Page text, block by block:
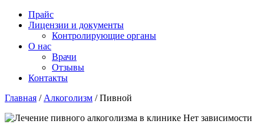
Прайс
Лицензии и документы
Контролирующие органы
О нас
Врачи
Отзывы
Контакты
Главная / Алкоголизм /Пивной